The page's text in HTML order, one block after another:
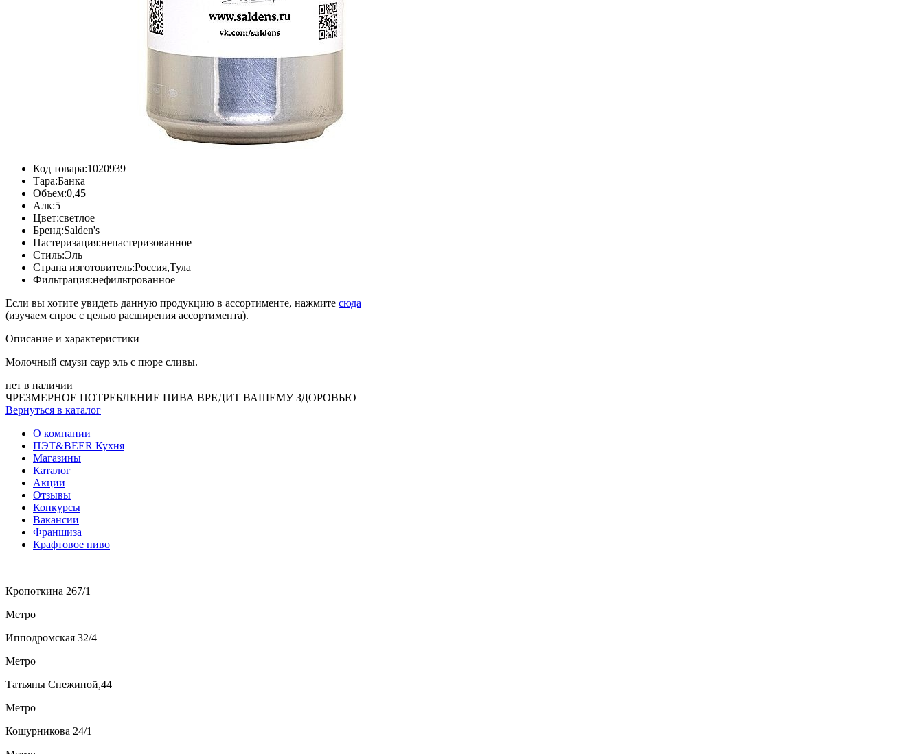
Код товара:1020939
Тара:Банка
Объем:0,45
Алк:5
Цвет:светлое
Бренд:Salden's
Пастеризация:непастеризованное
Стиль:Эль
Страна изготовитель:Россия,Тула
Фильтрация:нефильтрованное
Если вы хотите увидеть данную продукцию в ассортименте, нажмите сюда
(изучаем спрос с целью расширения ассортимента).
Описание и характеристики
Молочный смузи саур эль с пюре сливы.
нет в наличии
ЧРЕЗМЕРНОЕ ПОТРЕБЛЕНИЕ ПИВА ВРЕДИТ ВАШЕМУ ЗДОРОВЬЮ
Вернуться в каталог
О компании
ПЭТ&BEER Кухня
Магазины
Каталог
Акции
Отзывы
Конкурсы
Вакансии
Франшиза
Крафтовое пиво
Кропоткина 267/1
Метро
Ипподромская 32/4
Метро
Татьяны Снежиной,44
Метро
Кошурникова 24/1